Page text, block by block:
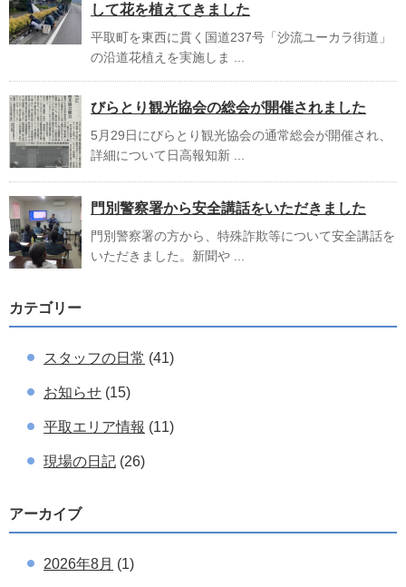
して花を植えてきました
平取町を東西に貫く国道237号「沙流ユーカラ街道」
の沿道花植えを実施しま ...
びらとり観光協会の総会が開催されました
5月29日にびらとり観光協会の通常総会が開催され、
詳細について日高報知新 ...
門別警察署から安全講話をいただきました
門別警察署の方から、特殊詐欺等について安全講話を
いただきました。新聞や ...
カテゴリー
スタッフの日常 (41)
お知らせ (15)
平取エリア情報 (11)
現場の日記 (26)
アーカイブ
2026年8月 (1)